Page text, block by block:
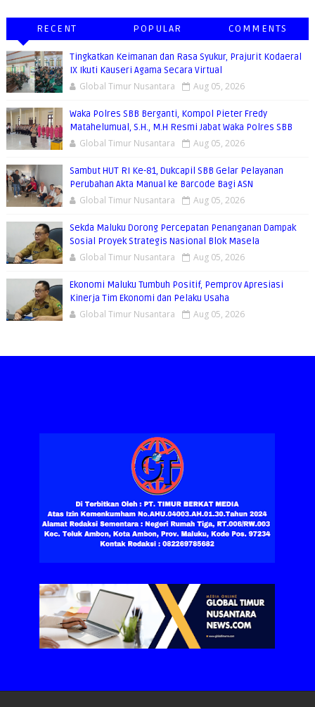
RECENT POPULAR COMMENTS
Tingkatkan Keimanan dan Rasa Syukur, Prajurit Kodaeral
IX Ikuti Kauseri Agama Secara Virtual
Global Timur Nusantara Aug 05, 2026
Waka Polres SBB Berganti, Kompol Pieter Fredy
Matahelumual, S.H., M.H Resmi Jabat Waka Polres SBB
Global Timur Nusantara Aug 05, 2026
Sambut HUT RI Ke-81, Dukcapil SBB Gelar Pelayanan
Perubahan Akta Manual ke Barcode Bagi ASN
Global Timur Nusantara Aug 05, 2026
Sekda Maluku Dorong Percepatan Penanganan Dampak
Sosial Proyek Strategis Nasional Blok Masela
Global Timur Nusantara Aug 05, 2026
Ekonomi Maluku Tumbuh Positif, Pemprov Apresiasi
Kinerja Tim Ekonomi dan Pelaku Usaha
Global Timur Nusantara Aug 05, 2026